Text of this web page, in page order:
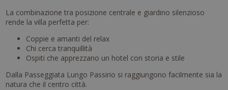
La combinazione tra posizione centrale e giardino silenzioso
rende la villa perfetta per:
Coppie e amanti del relax
Chi cerca tranquillità
Ospiti che apprezzano un hotel con storia e stile
Dalla Passeggiata Lungo Passirio si raggiungono facilmente sia la
natura che il centro città.